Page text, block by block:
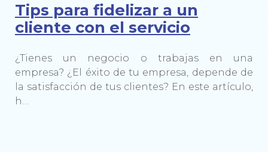
Tips para fidelizar a un
cliente con el servicio
¿Tienes un negocio o trabajas en una
empresa? ¿El éxito de tu empresa, depende de
la satisfacción de tus clientes? En este artículo,
h…